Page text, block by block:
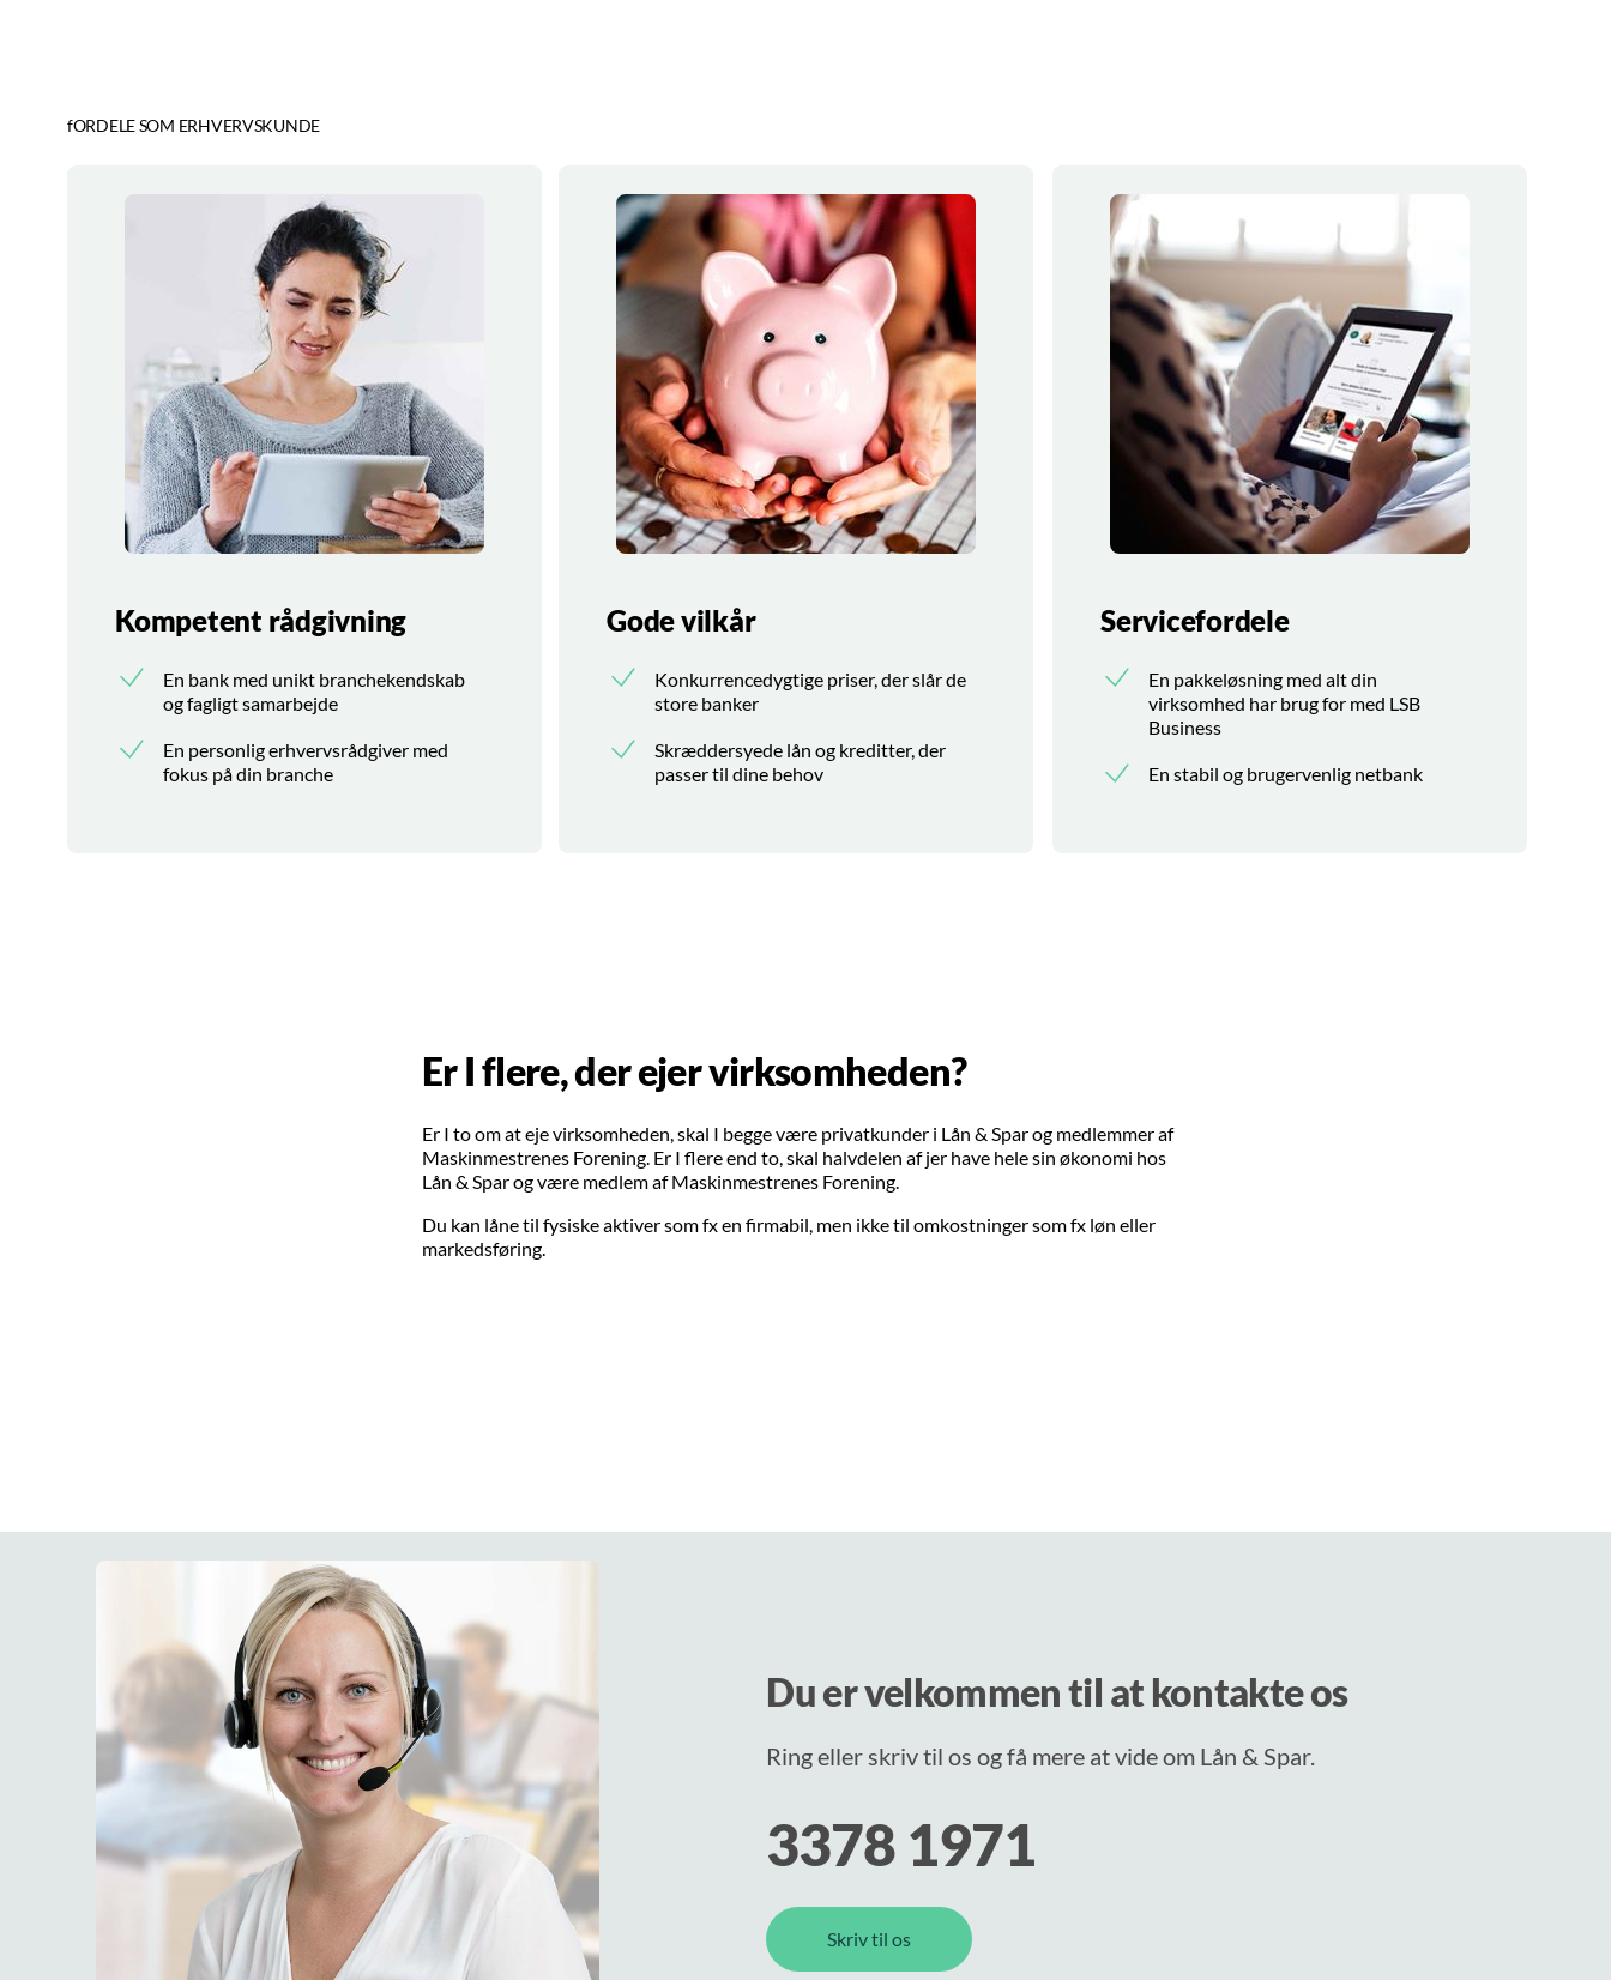
fORDELE SOM ERHVERVSKUNDE
Kompetent rådgivning
En bank med unikt branchekendskab
og fagligt samarbejde
En personlig erhvervsrådgiver med
fokus på din branche
Gode vilkår
Konkurrencedygtige priser, der slår de
store banker
Skræddersyede lån og kreditter, der
passer til dine behov
Servicefordele
En pakkeløsning med alt din
virksomhed har brug for med LSB
Business
En stabil og brugervenlig netbank
Er I flere, der ejer virksomheden?
Er I to om at eje virksomheden, skal I begge være privatkunder i Lån & Spar og medlemmer af
Maskinmestrenes Forening. Er I flere end to, skal halvdelen af jer have hele sin økonomi hos
Lån & Spar og være medlem af Maskinmestrenes Forening.
Du kan låne til fysiske aktiver som fx en firmabil, men ikke til omkostninger som fx løn eller
markedsføring.
Du er velkommen til at kontakte os
Ring eller skriv til os og få mere at vide om Lån & Spar.
3378 1971
Skriv til os